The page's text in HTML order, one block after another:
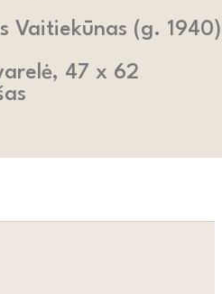
Vaitiekūnas (g. 1940)
47 x 62